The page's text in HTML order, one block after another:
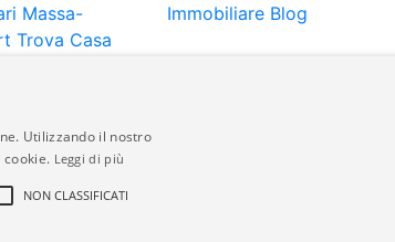
Massa-
Trova Casa
Immobiliare Blog
e costruttori. La pubblicazione degli annunci
Utilizzando il nostro
Leggi di più
NON CLASSIFICATI